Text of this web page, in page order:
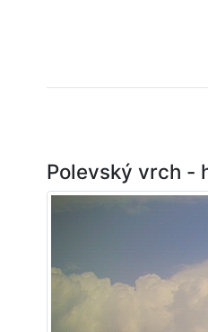
Polevský vrch -